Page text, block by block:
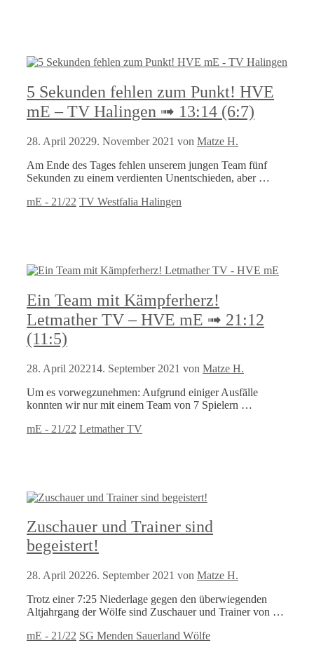
5 Sekunden fehlen zum Punkt! HVE
mE – TV Halingen ➟ 13:14 (6:7)
28. April 20229. November 2021 von Matze H.
Am Ende des Tages fehlen unserem jungen Team fünf
Sekunden zu einem verdienten Unentschieden, aber …
Kategorien
mE - 21/22 Schlagwörter
TV Westfalia Halingen
Ein Team mit Kämpferherz!
Letmather TV – HVE mE ➟ 21:12
(11:5)
28. April 202214. September 2021 von Matze H.
Um es vorwegzunehmen: Aufgrund einiger Ausfälle
konnten wir nur mit einem Team von 7 Spielern …
Kategorien
mE - 21/22 Schlagwörter
Letmather TV
Zuschauer und Trainer sind
begeistert!
28. April 20226. September 2021 von Matze H.
Trotz einer 7:25 Niederlage gegen den überwiegenden
Altjahrgang der Wölfe sind Zuschauer und Trainer von …
Kategorien
mE - 21/22 Schlagwörter
SG Menden Sauerland Wölfe